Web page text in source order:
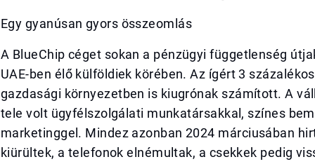
Egy gyanúsan gyors összeomlás
A BlueChip céget sokan a pénzügyi függetlenség
UAE-ben élő külföldiek körében. Az ígért 3
gazdasági környezetben is kiugrónak számított. A
tele volt ügyfélszolgálati munkatársakkal, színes
marketinggel. Mindez azonban 2024 márciusában
kiürültek, a telefonok elnémultak, a csekkek pedig